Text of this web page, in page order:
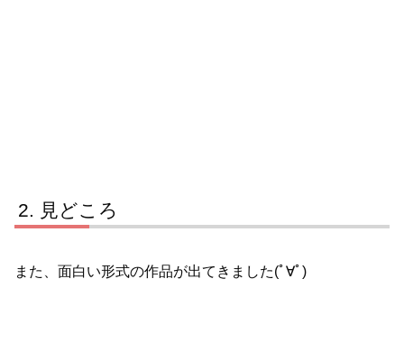
見どころ
また、面白い形式の作品が出てきました(ﾟ∀ﾟ)